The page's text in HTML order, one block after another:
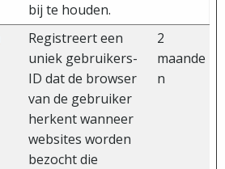
bij te houden.
Registreert een
uniek gebruikers-
ID dat de browser
van de gebruiker
herkent wanneer
websites worden
bezocht die
2
maande
n